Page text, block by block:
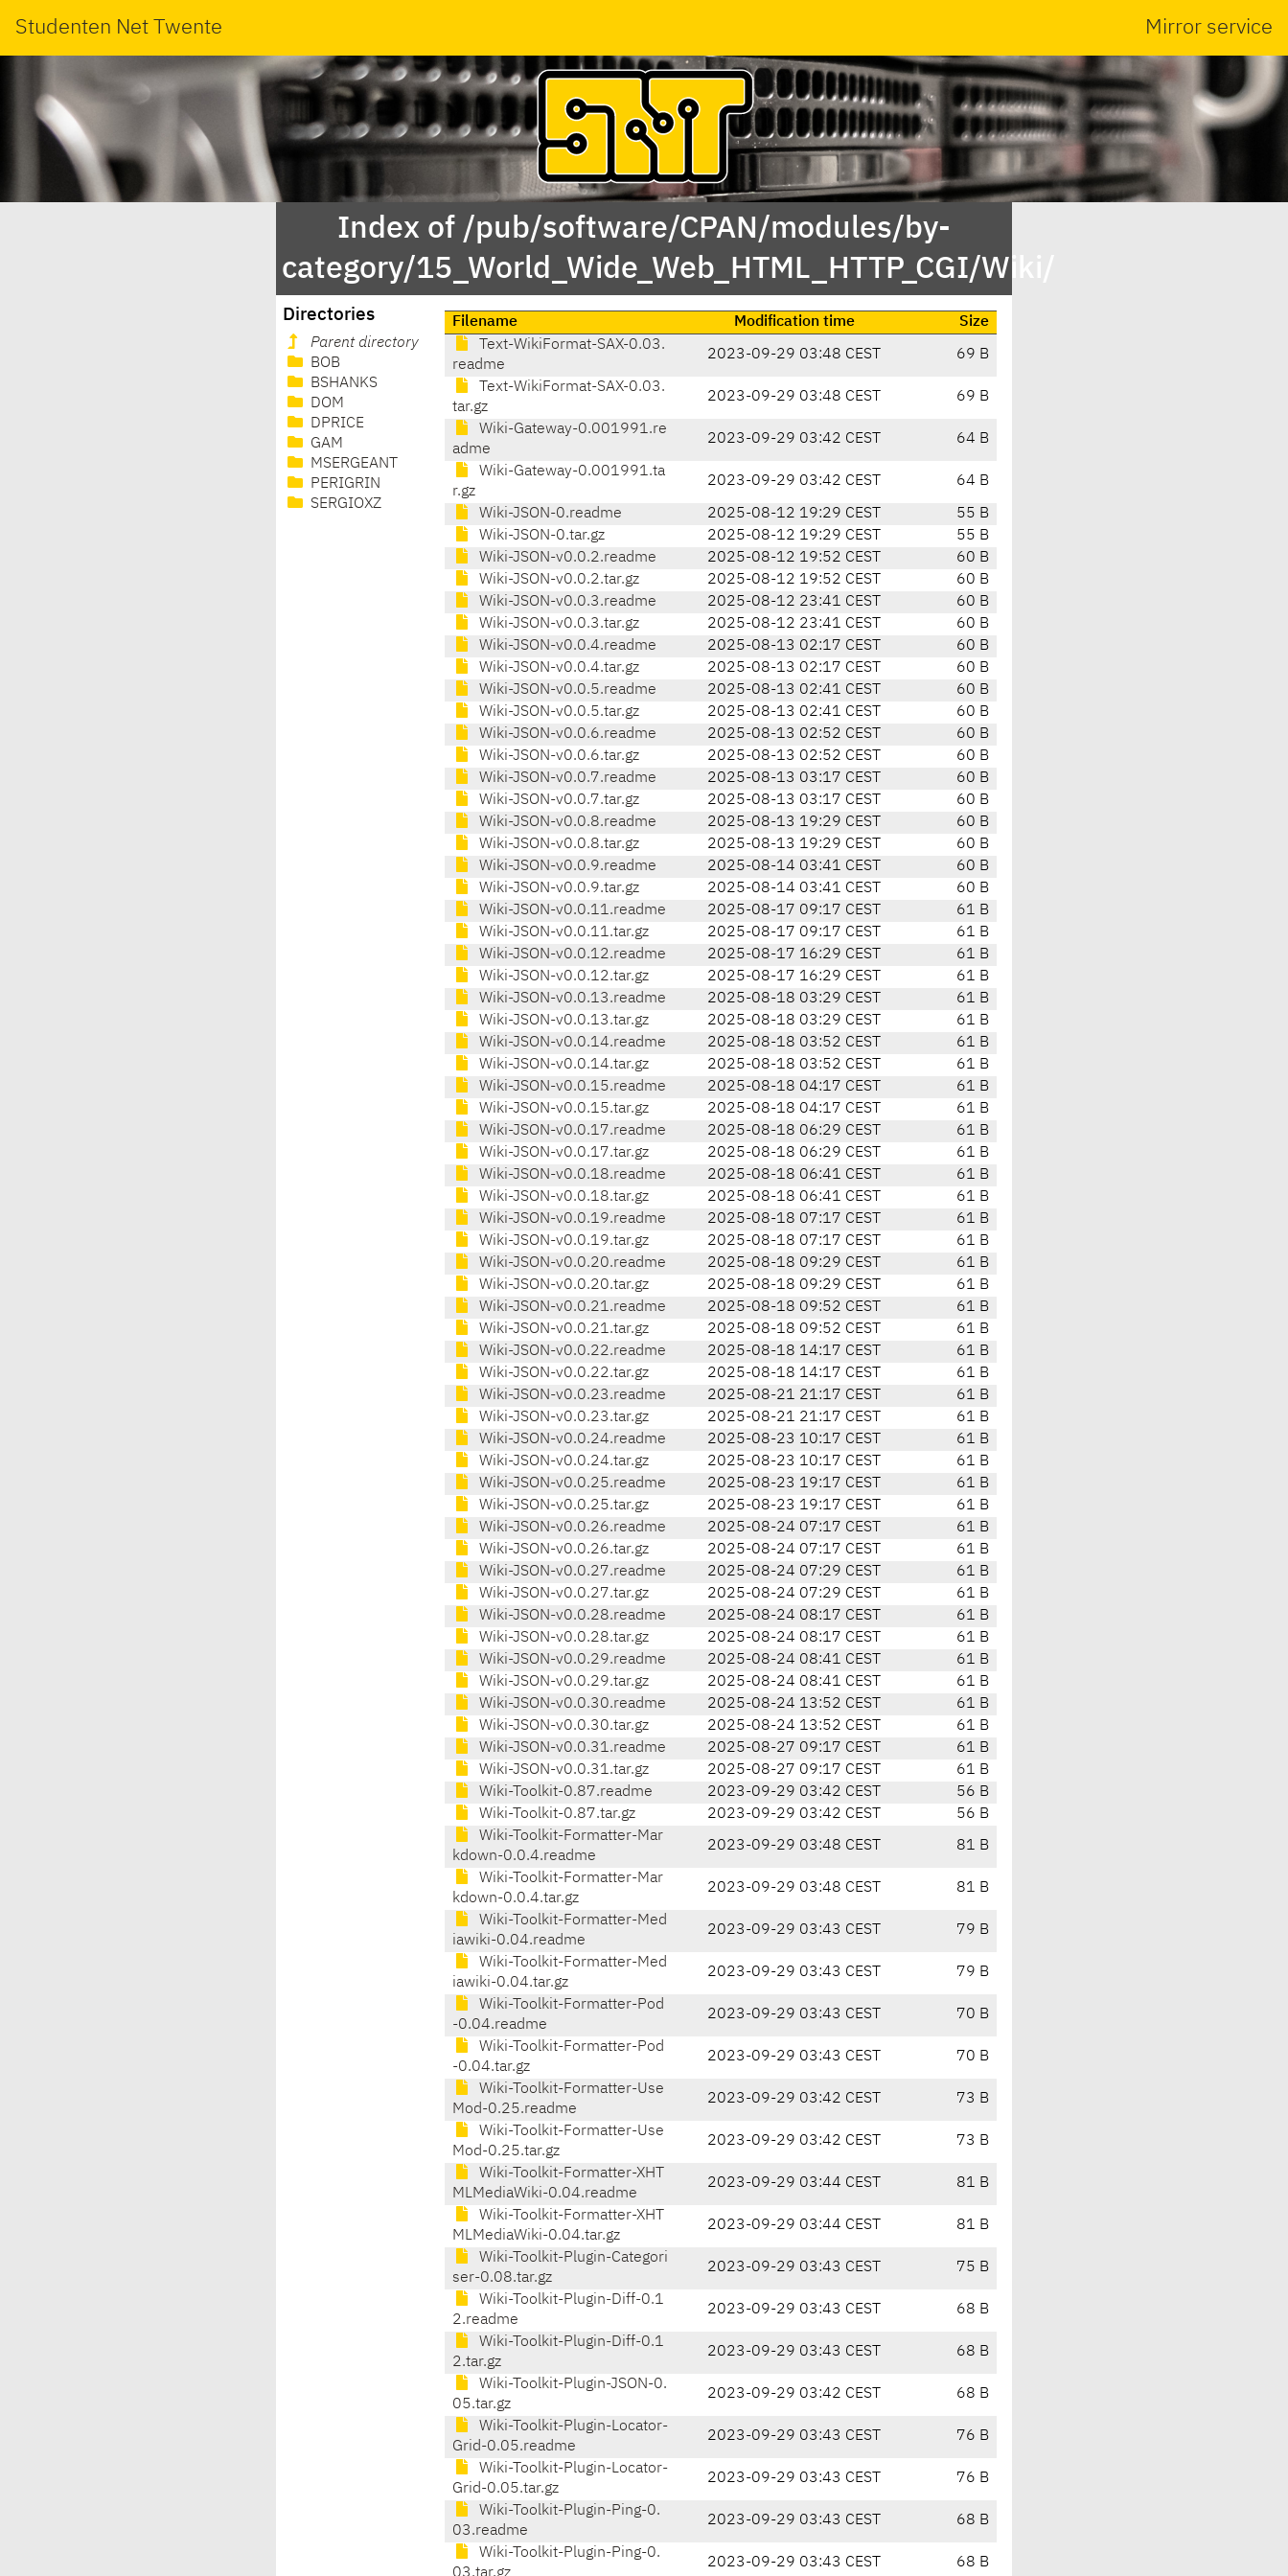
Studenten Net Twente Mirror service
Index of /pub/software/CPAN/modules/by-
category/15_World_Wide_Web_HTML_HTTP_CGI/Wiki/
Directories
Parent directory
BOB
BSHANKS
DOM
DPRICE
GAM
MSERGEANT
PERIGRIN
SERGIOXZ
Filename Modification time
Size
Text-WikiFormat-SAX-0.03.
readme
2023-09-29 03:48 CEST 69 B
Text-WikiFormat-SAX-0.03.
tar.gz
2023-09-29 03:48 CEST 69 B
Wiki-Gateway-0.001991.re
adme
2023-09-29 03:42 CEST 64 B
Wiki-Gateway-0.001991.ta
r.gz
2023-09-29 03:42 CEST 64 B
Wiki-JSON-0.readme 2025-08-12 19:29 CEST
55 B
Wiki-JSON-0.tar.gz
2025-08-12 19:29 CEST
55 B
Wiki-JSON-v0.0.2.readme
2025-08-12 19:52 CEST
60 B
Wiki-JSON-v0.0.2.tar.gz
2025-08-12 19:52 CEST
60 B
Wiki-JSON-v0.0.3.readme
2025-08-12 23:41 CEST
60 B
Wiki-JSON-v0.0.3.tar.gz
2025-08-12 23:41 CEST
60 B
Wiki-JSON-v0.0.4.readme
2025-08-13 02:17 CEST
60 B
Wiki-JSON-v0.0.4.tar.gz
2025-08-13 02:17 CEST
60 B
Wiki-JSON-v0.0.5.readme
2025-08-13 02:41 CEST
60 B
Wiki-JSON-v0.0.5.tar.gz
2025-08-13 02:41 CEST
60 B
Wiki-JSON-v0.0.6.readme
2025-08-13 02:52 CEST
60 B
Wiki-JSON-v0.0.6.tar.gz
2025-08-13 02:52 CEST
60 B
Wiki-JSON-v0.0.7.readme
2025-08-13 03:17 CEST
60 B
Wiki-JSON-v0.0.7.tar.gz
2025-08-13 03:17 CEST
60 B
Wiki-JSON-v0.0.8.readme
2025-08-13 19:29 CEST
60 B
Wiki-JSON-v0.0.8.tar.gz
2025-08-13 19:29 CEST
60 B
Wiki-JSON-v0.0.9.readme
2025-08-14 03:41 CEST
60 B
Wiki-JSON-v0.0.9.tar.gz
2025-08-14 03:41 CEST
60 B
Wiki-JSON-v0.0.11.readme
2025-08-17 09:17 CEST
61 B
Wiki-JSON-v0.0.11.tar.gz
2025-08-17 09:17 CEST
61 B
Wiki-JSON-v0.0.12.readme
2025-08-17 16:29 CEST
61 B
Wiki-JSON-v0.0.12.tar.gz
2025-08-17 16:29 CEST
61 B
Wiki-JSON-v0.0.13.readme
2025-08-18 03:29 CEST
61 B
Wiki-JSON-v0.0.13.tar.gz
2025-08-18 03:29 CEST
61 B
Wiki-JSON-v0.0.14.readme
2025-08-18 03:52 CEST
61 B
Wiki-JSON-v0.0.14.tar.gz
2025-08-18 03:52 CEST
61 B
Wiki-JSON-v0.0.15.readme
2025-08-18 04:17 CEST
61 B
Wiki-JSON-v0.0.15.tar.gz
2025-08-18 04:17 CEST
61 B
Wiki-JSON-v0.0.17.readme
2025-08-18 06:29 CEST
61 B
Wiki-JSON-v0.0.17.tar.gz
2025-08-18 06:29 CEST
61 B
Wiki-JSON-v0.0.18.readme
2025-08-18 06:41 CEST
61 B
Wiki-JSON-v0.0.18.tar.gz
2025-08-18 06:41 CEST
61 B
Wiki-JSON-v0.0.19.readme
2025-08-18 07:17 CEST
61 B
Wiki-JSON-v0.0.19.tar.gz
2025-08-18 07:17 CEST
61 B
Wiki-JSON-v0.0.20.readme
2025-08-18 09:29 CEST
61 B
Wiki-JSON-v0.0.20.tar.gz
2025-08-18 09:29 CEST
61 B
Wiki-JSON-v0.0.21.readme
2025-08-18 09:52 CEST
61 B
Wiki-JSON-v0.0.21.tar.gz
2025-08-18 09:52 CEST
61 B
Wiki-JSON-v0.0.22.readme
2025-08-18 14:17 CEST
61 B
Wiki-JSON-v0.0.22.tar.gz
2025-08-18 14:17 CEST
61 B
Wiki-JSON-v0.0.23.readme
2025-08-21 21:17 CEST
61 B
Wiki-JSON-v0.0.23.tar.gz
2025-08-21 21:17 CEST
61 B
Wiki-JSON-v0.0.24.readme
2025-08-23 10:17 CEST
61 B
Wiki-JSON-v0.0.24.tar.gz
2025-08-23 10:17 CEST
61 B
Wiki-JSON-v0.0.25.readme
2025-08-23 19:17 CEST
61 B
Wiki-JSON-v0.0.25.tar.gz
2025-08-23 19:17 CEST
61 B
Wiki-JSON-v0.0.26.readme
2025-08-24 07:17 CEST
61 B
Wiki-JSON-v0.0.26.tar.gz
2025-08-24 07:17 CEST
61 B
Wiki-JSON-v0.0.27.readme
2025-08-24 07:29 CEST
61 B
Wiki-JSON-v0.0.27.tar.gz
2025-08-24 07:29 CEST
61 B
Wiki-JSON-v0.0.28.readme
2025-08-24 08:17 CEST
61 B
Wiki-JSON-v0.0.28.tar.gz
2025-08-24 08:17 CEST
61 B
Wiki-JSON-v0.0.29.readme
2025-08-24 08:41 CEST
61 B
Wiki-JSON-v0.0.29.tar.gz
2025-08-24 08:41 CEST
61 B
Wiki-JSON-v0.0.30.readme
2025-08-24 13:52 CEST
61 B
Wiki-JSON-v0.0.30.tar.gz
2025-08-24 13:52 CEST
61 B
Wiki-JSON-v0.0.31.readme
2025-08-27 09:17 CEST
61 B
Wiki-JSON-v0.0.31.tar.gz
2025-08-27 09:17 CEST
61 B
Wiki-Toolkit-0.87.readme
2023-09-29 03:42 CEST
56 B
Wiki-Toolkit-0.87.tar.gz
2023-09-29 03:42 CEST
56 B
Wiki-Toolkit-Formatter-Mar
kdown-0.0.4.readme
2023-09-29 03:48 CEST 81 B
Wiki-Toolkit-Formatter-Mar
kdown-0.0.4.tar.gz
2023-09-29 03:48 CEST 81 B
Wiki-Toolkit-Formatter-Med
iawiki-0.04.readme
2023-09-29 03:43 CEST 79 B
Wiki-Toolkit-Formatter-Med
iawiki-0.04.tar.gz
2023-09-29 03:43 CEST 79 B
Wiki-Toolkit-Formatter-Pod
-0.04.readme
2023-09-29 03:43 CEST 70 B
Wiki-Toolkit-Formatter-Pod
-0.04.tar.gz
2023-09-29 03:43 CEST 70 B
Wiki-Toolkit-Formatter-Use
Mod-0.25.readme
2023-09-29 03:42 CEST 73 B
Wiki-Toolkit-Formatter-Use
Mod-0.25.tar.gz
2023-09-29 03:42 CEST 73 B
Wiki-Toolkit-Formatter-XHT
MLMediaWiki-0.04.readme
2023-09-29 03:44 CEST 81 B
Wiki-Toolkit-Formatter-XHT
MLMediaWiki-0.04.tar.gz
2023-09-29 03:44 CEST 81 B
Wiki-Toolkit-Plugin-Categori
ser-0.08.tar.gz
2023-09-29 03:43 CEST 75 B
Wiki-Toolkit-Plugin-Diff-0.1
2.readme
2023-09-29 03:43 CEST 68 B
Wiki-Toolkit-Plugin-Diff-0.1
2.tar.gz
2023-09-29 03:43 CEST 68 B
Wiki-Toolkit-Plugin-JSON-0.
05.tar.gz
2023-09-29 03:42 CEST 68 B
Wiki-Toolkit-Plugin-Locator-
Grid-0.05.readme
2023-09-29 03:43 CEST 76 B
Wiki-Toolkit-Plugin-Locator-
Grid-0.05.tar.gz
2023-09-29 03:43 CEST 76 B
Wiki-Toolkit-Plugin-Ping-0.
03.readme
2023-09-29 03:43 CEST 68 B
Wiki-Toolkit-Plugin-Ping-0.
2023-09-29 03:43 CEST 68 B